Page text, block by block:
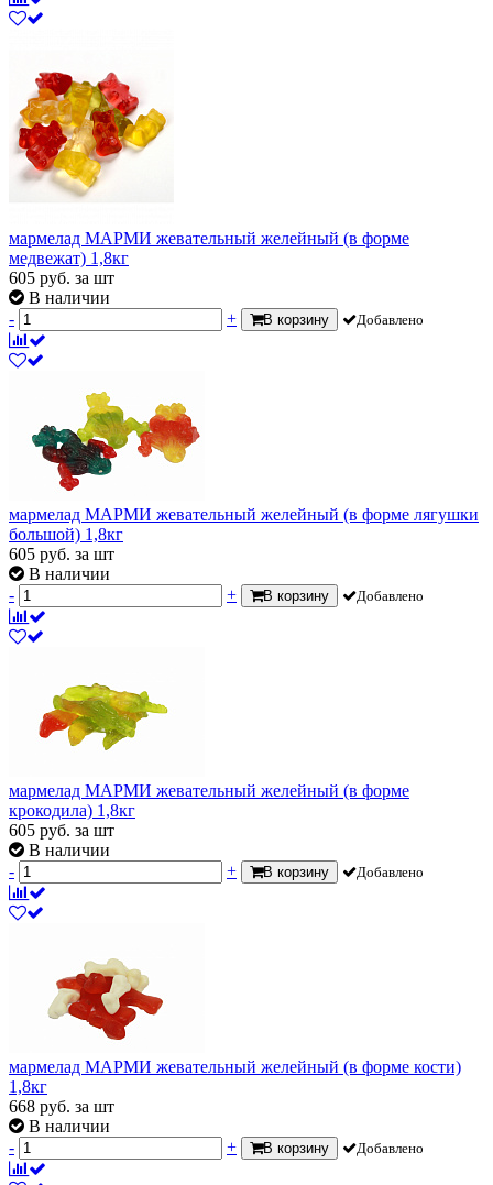
мармелад МАРМИ жевательный желейный (в форме
медвежат) 1,8кг
605 руб. за шт
В наличии
-
+ В корзину Добавлено
мармелад МАРМИ жевательный желейный (в форме лягушки
большой) 1,8кг
605 руб. за шт
В наличии
-
+ В корзину Добавлено
мармелад МАРМИ жевательный желейный (в форме
крокодила) 1,8кг
605 руб. за шт
В наличии
-
+ В корзину Добавлено
мармелад МАРМИ жевательный желейный (в форме кости)
1,8кг
668 руб. за шт
В наличии
-
+ В корзину Добавлено